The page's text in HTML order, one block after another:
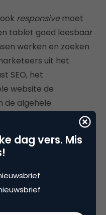
responsivemoet
tablet goed leesbaar
werken en zoeken
uit het
SEO, het
website de
de algehele
te verbeteren.
en
het
om altijd
dag vers. Mis